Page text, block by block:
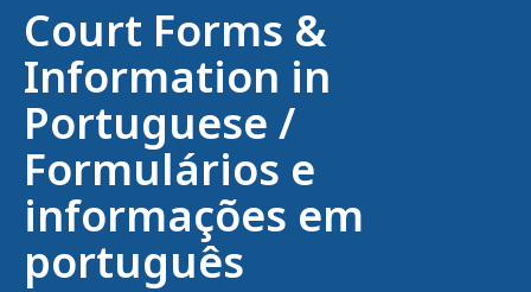
Court Forms &
Information in
Portuguese /
Formulários e
informações em
português